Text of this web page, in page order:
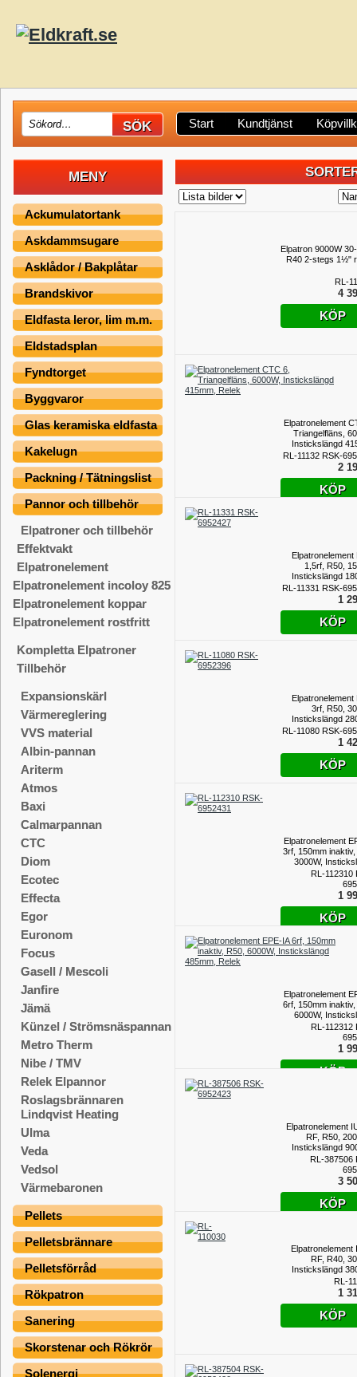
Start Kundtjänst
MENY
Ackumulatortank
Askdammsugare
Asklådor / Bakplåtar
Brandskivor
Eldfasta leror, lim m.m.
Eldstadsplan
Fyndtorget
Byggvaror
Glas keramiska eldfasta
Kakelugn
Packning / Tätningslist
Pannor och tillbehör
Elpatroner och tillbehör
Effektvakt
Elpatronelement
Elpatronelement incoloy 825
Elpatronelement koppar
Elpatronelement rostfritt
Kompletta Elpatroner
Tillbehör
Expansionskärl
Värmereglering
VVS material
Albin-pannan
Ariterm
Atmos
Baxi
Calmarpannan
CTC
Diom
Ecotec
Effecta
Egor
Euronom
Focus
Gasell / Mescoli
Janfire
Jämä
Künzel / Strömsnäspannan
Metro Therm
Nibe / TMV
Relek Elpannor
Roslagsbrännaren
Lindqvist Heating
Ulma
Veda
Vedsol
Värmebaronen
Pellets
Pelletsbrännare
Pelletsförråd
Rökpatron
Sanering
Skorstenar och Rökrör
Solenergi
Elpatron 9000W
R40 2-stegs 1½"
RL-
4
KÖP
Elpatronelement
Triangelfläns,
Instickslängd
RL-11132 RSK-
2
KÖP
Elpatronelement
1,5rf, R50,
Instickslängd
RL-11331 RSK-
1
KÖP
Elpatronelement
3rf, R50,
Instickslängd
RL-11080 RSK-
1
KÖP
Elpatronelement
3rf, 150mm
3000W,
375mm,
RL-112310
1
KÖP
Elpatronelement
6rf, 150mm
6000W,
485mm,
RL-112312
1
KÖP
Elpatronelement
RF, R50,
Instickslängd
RL-387506
3
KÖP
Elpatronelement
RF, R40,
Instickslängd
RL-
1
KÖP